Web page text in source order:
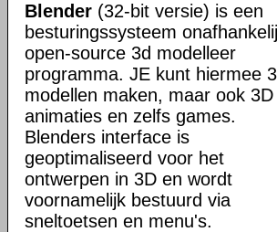
Blender (32-bit versie) is een
besturingssysteem
open-source 3d modelleer
programma. JE kunt hiermee
modellen maken, maar ook 3D
animaties en zelfs games.
Blenders interface is
geoptimaliseerd voor het
ontwerpen in 3D en wordt
voornamelijk bestuurd via
sneltoetsen en menu's.